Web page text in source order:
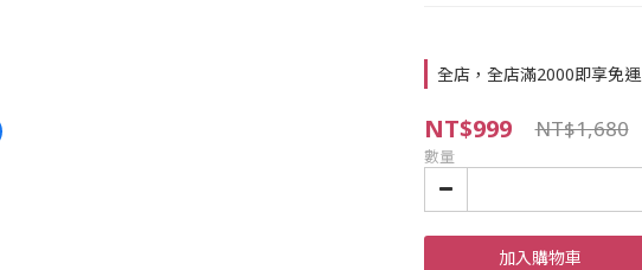
全店，全店滿2000即享免運
NT$999 NT$1,680
數量
加入購物車